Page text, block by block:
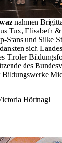
nahmen
Tux, Elisabeth
Stans und Silke
sich
Tiroler
des
Bildungswerke
Hörtnagl